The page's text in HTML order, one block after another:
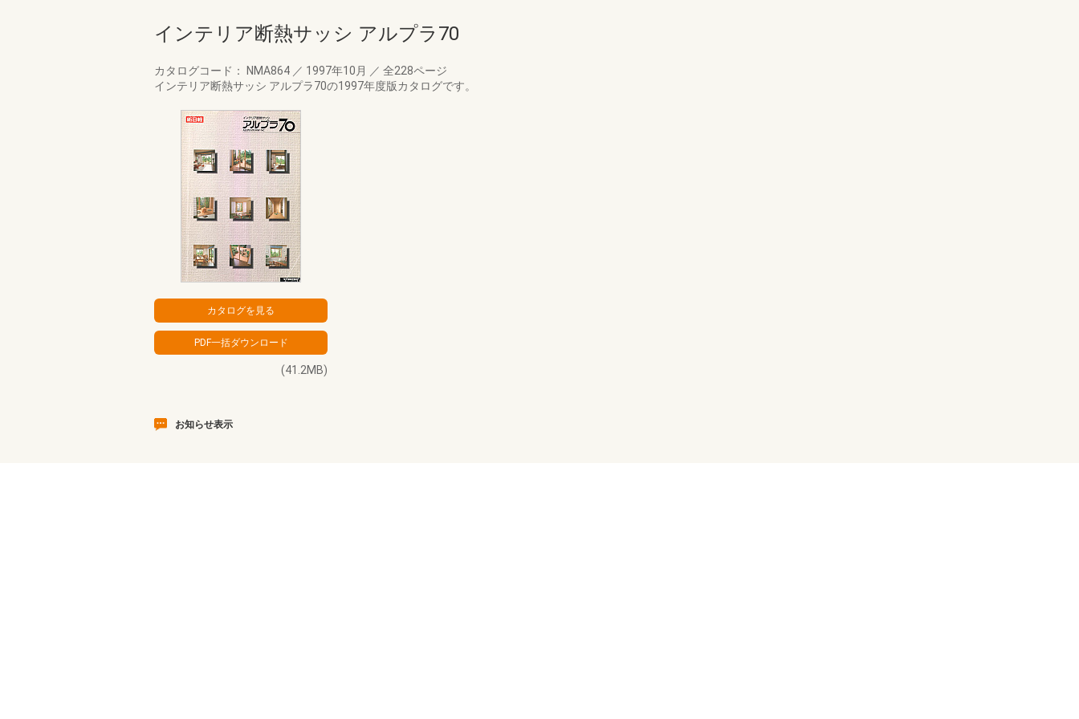
インテリア断熱サッシ アルプラ70
カタログコード： NMA864 ／ 1997年10月 ／ 全228ページ
インテリア断熱サッシ アルプラ70の1997年度版カタログです。
(41.2MB)
お知らせ表示